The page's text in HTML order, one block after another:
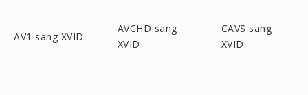
AV1 sang XVID
AVCHD sang
XVID
CAVS sang
XVID